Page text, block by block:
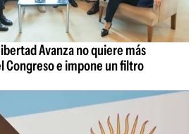
Avanza no quiere más
Congreso e impone un filtro